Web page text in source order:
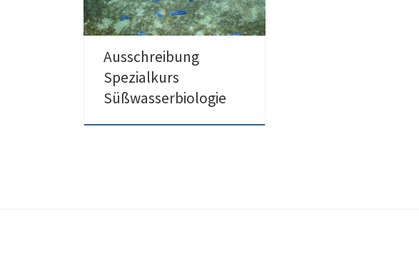
15.04.2023 Weitere Details, sowie […]
Ausschreibung
Spezialkurs
Süßwasserbiologie